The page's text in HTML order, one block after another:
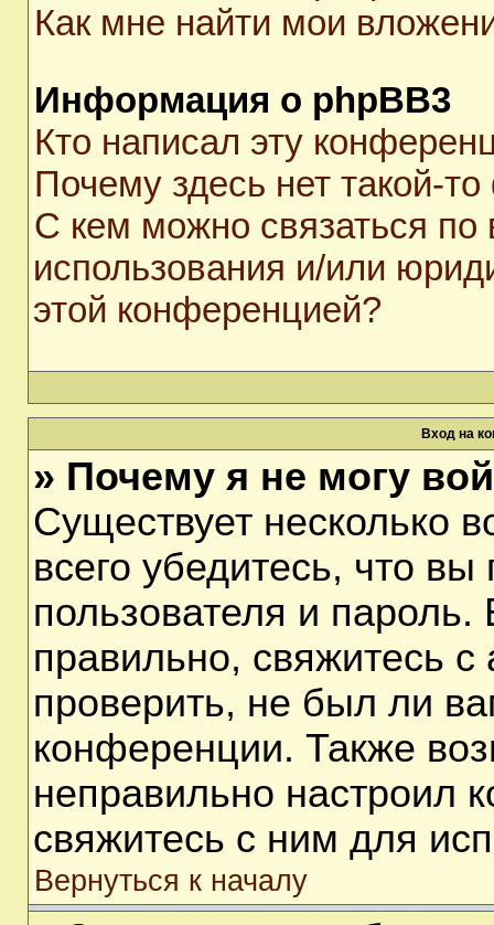
Как мне найти мои
Информация о phpBB3
Кто написал эту
Почему здесь нет такой-
С кем можно связаться по
использования и/или
этой конференцией?
Вход на
» Почему я не могу
Существует несколько
всего убедитесь, что
пользователя и
правильно, свяжитесь
проверить, не был ли
конференции. Также
неправильно настроил
свяжитесь с ним для
Вернуться к началу